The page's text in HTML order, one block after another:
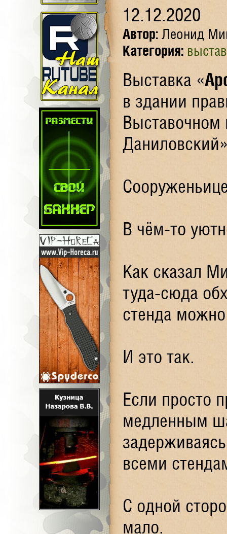
12.12.2020
Автор: Леонид
Категория:
Выставка «
в здании
Выставочном
В чём-то
Как сказал
туда-сюда
стенда
И это так.
Если просто
медленным
всеми
С одной
мало.